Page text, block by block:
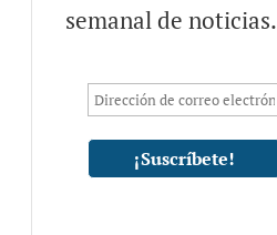
semanal de noticias.